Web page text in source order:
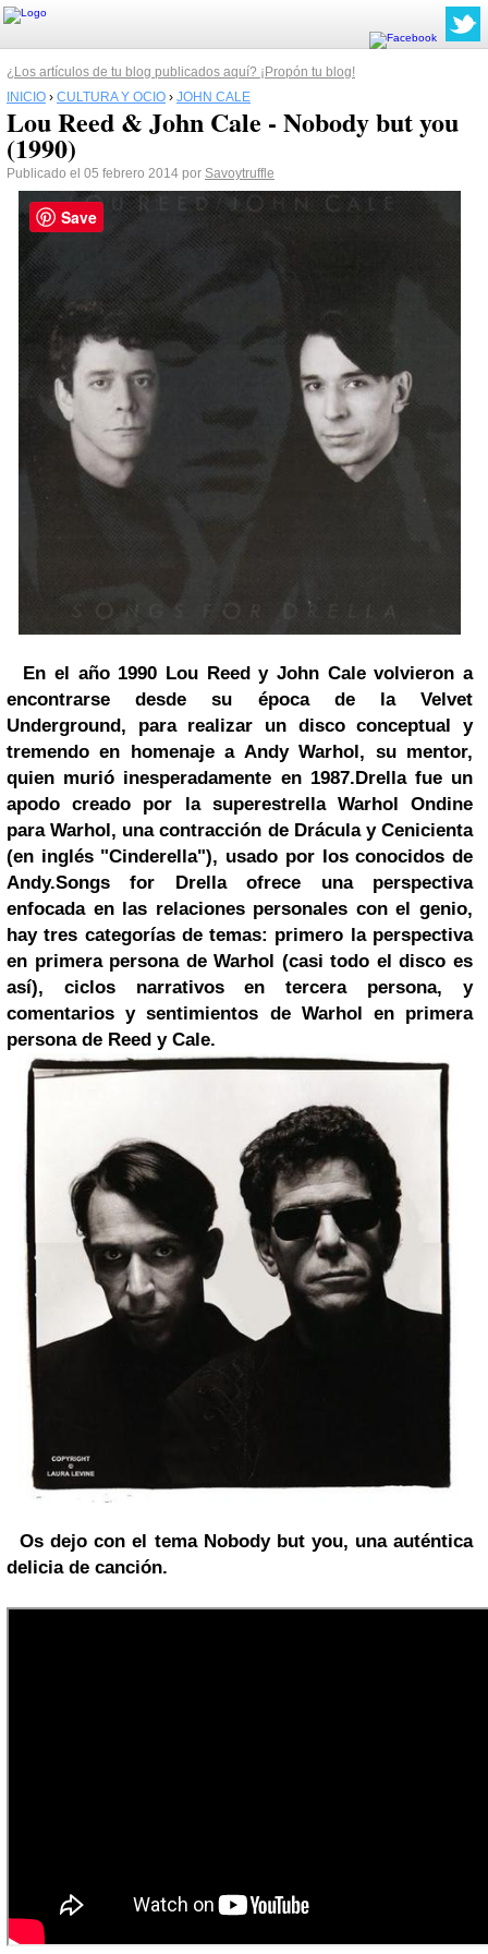
¿Los artículos de tu blog publicados aquí? ¡Propón tu blog!
INICIO › CULTURA Y OCIO › JOHN CALE
Lou Reed & John Cale - Nobody but you
(1990)
Publicado el 05 febrero 2014 por Savoytruffle
En el año 1990 Lou Reedy John Cale volvieron a
encontrarse desde su época de la Velvet
Underground, para realizar un disco conceptual y
tremendo en homenaje a Andy Warhol, su mentor,
quien murió inesperadamente en 1987.Drella fue un
apodo creado por la superestrella Warhol Ondine
para Warhol, una contracción de Drácula y Cenicienta
(en inglés "Cinderella"), usado por los conocidos de
Andy.Songs for Drella ofrece una perspectiva
enfocada en las relaciones personales con el genio,
hay tres categorías de temas: primero la perspectiva
en primera persona de Warhol (casi todo el disco es
así), ciclos narrativos en tercera persona, y
comentarios y sentimientos de Warhol en primera
persona de Reed y Cale.
Os dejo con el tema Nobody but you, una auténtica
delicia de canción.
Save